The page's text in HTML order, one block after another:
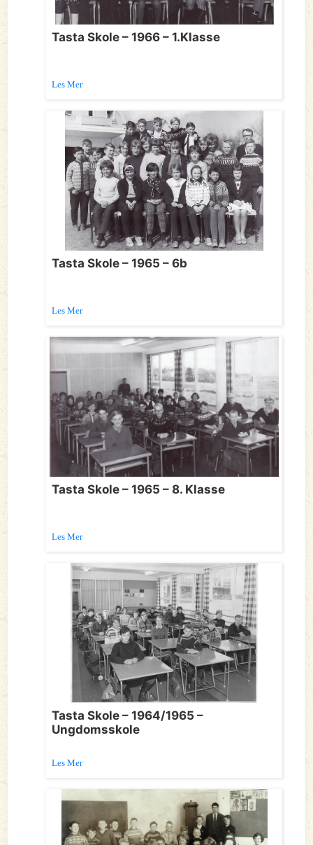
Tasta Skole – 1966 – 1.Klasse
Les Mer
Tasta Skole – 1965 – 6b
Les Mer
Tasta Skole – 1965 – 8. Klasse
Les Mer
Tasta Skole – 1964/1965 –
Ungdomsskole
Les Mer